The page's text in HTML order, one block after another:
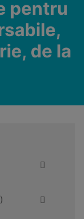
pentru
de la